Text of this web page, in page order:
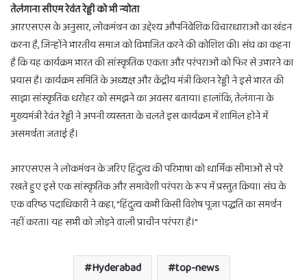
तेलंगाना सीएम रेवंत रेड्डी को भी न्योता
आरएसएस के अनुसार, लोकमंथन का उद्देश्य औपनिवेशिक विचारधाराओं का खंडन
करना है, जिन्होंने भारतीय समाज को विभाजित करने की कोशिश की। संघ का कहना
है कि यह कार्यक्रम भारत की सांस्कृतिक एकता और परंपराओं को फिर से उभारने का
प्रयास है। कार्यक्रम समिति के अध्यक्ष और केंद्रीय मंत्री किशन रेड्डी ने इसे भारत की
साझा सांस्कृतिक धरोहर को समझने का अवसर बताया। हालांकि, तेलंगाना के
मुख्यमंत्री रेवंत रेड्डी ने अपनी व्यस्तता के चलते इस कार्यक्रम में शामिल होने में
असमर्थता जताई है।
आरएसएस ने लोकमंथन के जरिए हिंदुत्व की परिभाषा को धार्मिक सीमाओं से परे
रखते हुए इसे एक सांस्कृतिक और समावेशी परंपरा के रूप में प्रस्तुत किया। संघ के
एक वरिष्ठ पदाधिकारी ने कहा, "हिंदुत्व कभी किसी विशेष पूजा पद्धति का समर्थन
नहीं करता। यह सभी को जोड़ने वाली प्राचीन परंपरा है।"
Hyderabad top-news